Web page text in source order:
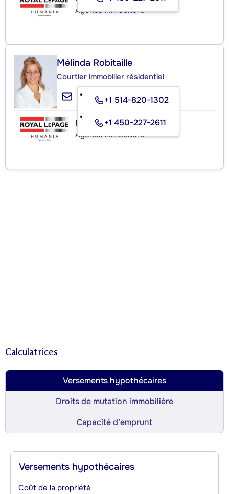
Agence immobilière
Mélinda Robitaille
Courtier immobilier résidentiel
+1 514-820-1302
+1 450-227-2611
ROYAL LEPAGE HUMANIA
Agence immobilière
Calculatrices
Versements hypothécaires
Droits de mutation immobilière
Capacité d’emprunt
Versements hypothécaires
Coût de la propriété